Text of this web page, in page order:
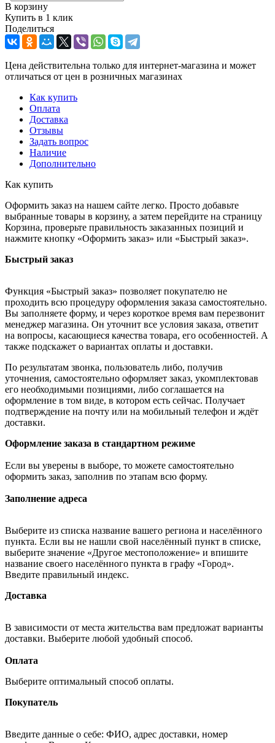
В корзину
Купить в 1 клик
Поделиться
Цена действительна только для интернет-магазина и может
отличаться от цен в розничных магазинах
Как купить
Оплата
Доставка
Отзывы
Задать вопрос
Наличие
Дополнительно
Как купить
Оформить заказ на нашем сайте легко. Просто добавьте
выбранные товары в корзину, а затем перейдите на страницу
Корзина, проверьте правильность заказанных позиций и
нажмите кнопку «Оформить заказ» или «Быстрый заказ».
Быстрый заказ
Функция «Быстрый заказ» позволяет покупателю не
проходить всю процедуру оформления заказа самостоятельно.
Вы заполняете форму, и через короткое время вам перезвонит
менеджер магазина. Он уточнит все условия заказа, ответит
на вопросы, касающиеся качества товара, его особенностей. А
также подскажет о вариантах оплаты и доставки.
По результатам звонка, пользователь либо, получив
уточнения, самостоятельно оформляет заказ, укомплектовав
его необходимыми позициями, либо соглашается на
оформление в том виде, в котором есть сейчас. Получает
подтверждение на почту или на мобильный телефон и ждёт
доставки.
Оформление заказа в стандартном режиме
Если вы уверены в выборе, то можете самостоятельно
оформить заказ, заполнив по этапам всю форму.
Заполнение адреса
Выберите из списка название вашего региона и населённого
пункта. Если вы не нашли свой населённый пункт в списке,
выберите значение «Другое местоположение» и впишите
название своего населённого пункта в графу «Город».
Введите правильный индекс.
Доставка
В зависимости от места жительства вам предложат варианты
доставки. Выберите любой удобный способ.
Оплата
Выберите оптимальный способ оплаты.
Покупатель
Введите данные о себе: ФИО, адрес доставки, номер